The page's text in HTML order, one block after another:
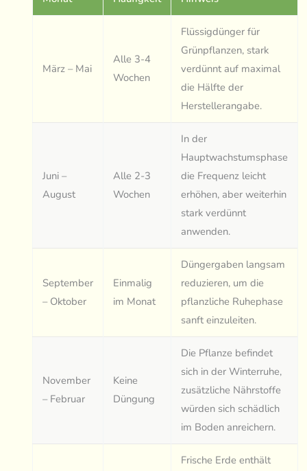
März – Mai
Alle 3-4
Wochen
Flüssigdünger für
Grünpflanzen, stark
verdünnt auf maximal
die Hälfte der
Herstellerangabe.
Juni –
August
Alle 2-3
Wochen
In der
Hauptwachstumsphase
die Frequenz leicht
erhöhen, aber weiterhin
stark verdünnt
anwenden.
September
– Oktober
Einmalig
im Monat
Düngergaben langsam
reduzieren, um die
pflanzliche Ruhephase
sanft einzuleiten.
November
– Februar
Keine
Düngung
Die Pflanze befindet
sich in der Winterruhe,
zusätzliche Nährstoffe
würden sich schädlich
im Boden anreichern.
Frische Erde enthält